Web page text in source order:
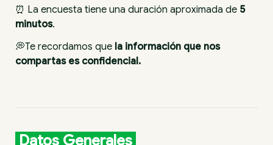
⏰ La encuesta tiene una duración aproximada de
5
minutos.
💭Te recordamos que la información que nos
compartas es confidencial.
Datos Generales